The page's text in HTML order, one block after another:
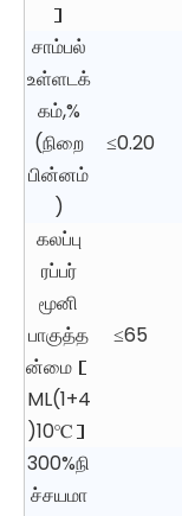
］
சாம்பல்
உள்ளடக்
கம்,%
(நிறை
பின்னம்
)
≤0.20
கலப்பு
ரப்பர்
மூனி
பாகுத்த
ன்மை［
ML(1+4
)10℃］
≤65
300%நி
ச்சயமா